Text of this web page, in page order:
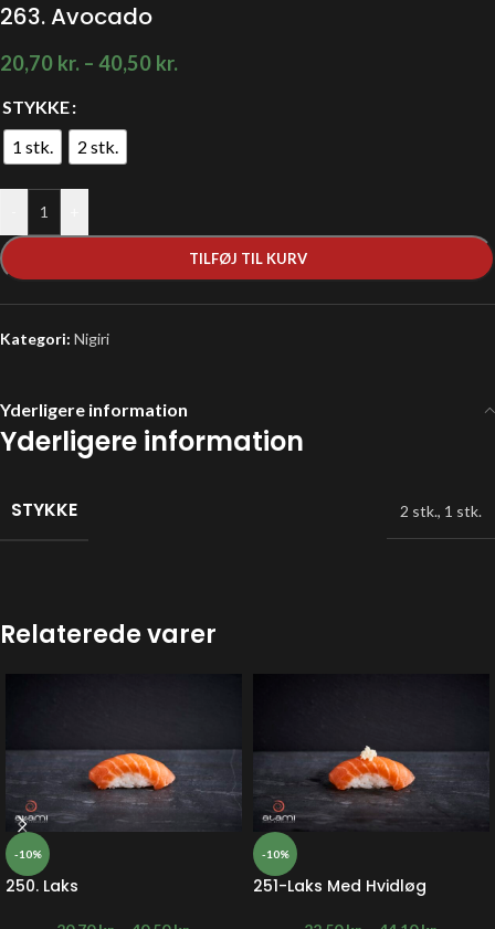
263. Avocado
20,70 kr. – 40,50 kr.
STYKKE
1 stk.
2 stk.
TILFØJ TIL KURV
Kategori: Nigiri
Yderligere information
Yderligere information
STYKKE 2 stk., 1 stk.
Relaterede varer
-10%
250. Laks
-10%
251-Laks Med Hvidløg